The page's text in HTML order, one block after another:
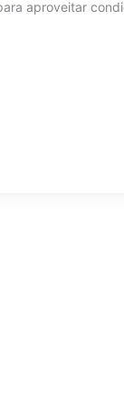
aproveitar